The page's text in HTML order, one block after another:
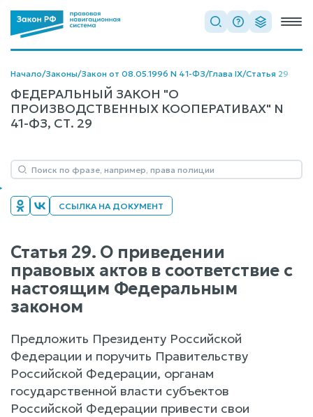
Начало/Законы/Закон от 08.05.1996 N 41-ФЗ/Глава IX/Статья 29
ФЕДЕРАЛЬНЫЙ ЗАКОН "О
ПРОИЗВОДСТВЕННЫХ КООПЕРАТИВАХ" N
41-ФЗ, СТ. 29
ССЫЛКА НА ДОКУМЕНТ
Статья 29. О приведении
правовых актов в соответствие с
настоящим Федеральным
законом
Предложить Президенту Российской
Федерации и поручить Правительству
Российской Федерации, органам
государственной власти субъектов
Российской Федерации привести свои